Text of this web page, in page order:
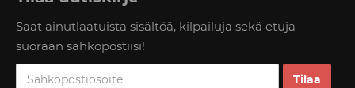
Saat ainutlaatuista sisältöä, kilpailuja sekä etuja
suoraan sähköpostiisi!